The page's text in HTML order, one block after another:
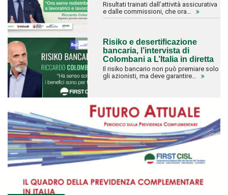
Risultati trainati dall’attività assicurativa
e dalle commissioni, che ora…
Risiko e desertificazione
bancaria, l’intervista di
Colombani a L’Italia in diretta
Il risiko bancario non può premiare solo
gli azionisti, ma deve garantire…